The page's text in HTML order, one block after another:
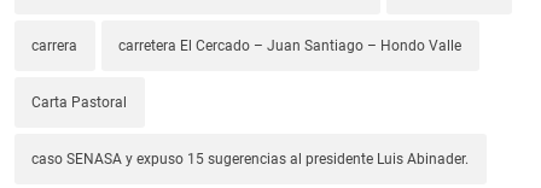
carrera carretera El Cercado – Juan Santiago – Hondo Valle
Carta Pastoral
caso SENASA y expuso 15 sugerencias al presidente Luis Abinader.